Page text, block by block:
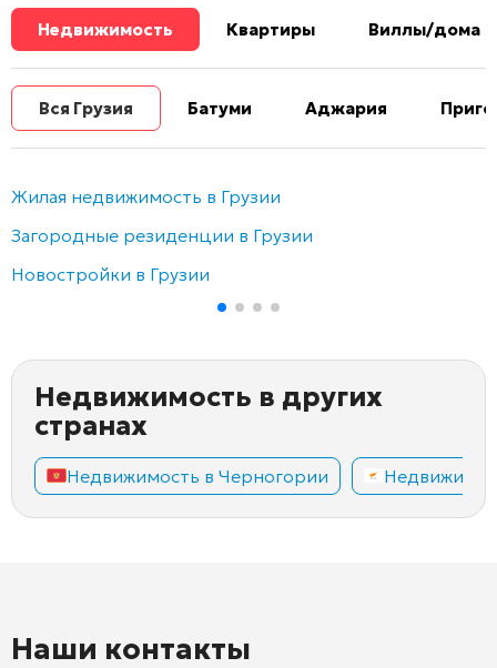
Недвижимость Квартиры Виллы/дома
Вся Грузия Батуми Аджария
Жилая недвижимость в Грузии
Загородные резиденции в Грузии
Новостройки в Грузии
Недвижимость в других
странах
Недвижимость в Черногории
Наши контакты